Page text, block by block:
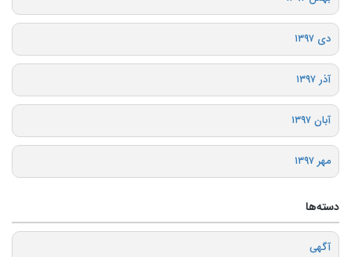
دی ۱۳۹۷
آذر ۱۳۹۷
آبان ۱۳۹۷
مهر ۱۳۹۷
دسته‌ها
آگهی